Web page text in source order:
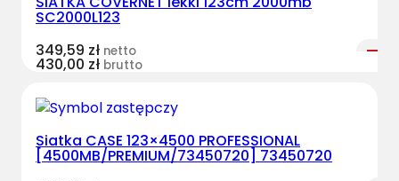
SC2000L123
349,59 zł netto
430,00 zł brutto
Siatka CASE 123×4500 PROFESSIONAL
[4500MB/PREMIUM/73450720] 73450720